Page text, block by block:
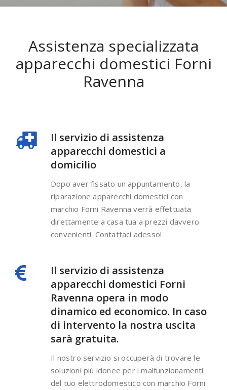
Assistenza specializzata
apparecchi domestici Forni
Ravenna
Il servizio di assistenza
apparecchi domestici a
domicilio
Dopo aver fissato un appuntamento, la
riparazione apparecchi domestici con
marchio Forni Ravenna verrà effettuata
direttamente a casa tua a prezzi davvero
convenienti. Contattaci adesso!
Il servizio di assistenza
apparecchi domestici Forni
Ravenna opera in modo
dinamico ed economico. In caso
di intervento la nostra uscita
sarà gratuita.
Il nostro servizio si occuperà di trovare le
soluzioni più idonee per i malfunzionamenti
del tuo elettrodomestico con marchio Forni